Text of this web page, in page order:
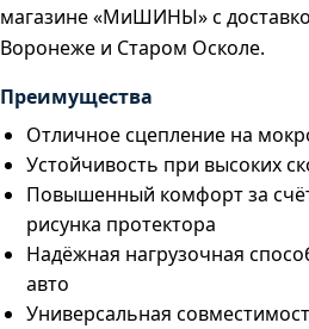
магазине «МиШИНЫ» с
Воронеже и Старом Осколе.
Преимущества
Отличное сцепление на
Устойчивость при высоких
Повышенный комфорт за
рисунка протектора
Надёжная нагрузочная
авто
Универсальная